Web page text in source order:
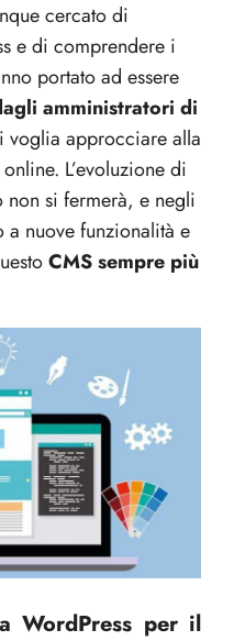
cercato di
e di comprendere i
portato ad essere
amministratori di
voglia approcciare alla
L’evoluzione di
non si fermerà, e negli
a nuove funzionalità e
CMS sempre più
WordPress per il